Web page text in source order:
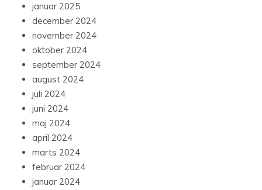
januar 2025
december 2024
november 2024
oktober 2024
september 2024
august 2024
juli 2024
juni 2024
maj 2024
april 2024
marts 2024
februar 2024
januar 2024